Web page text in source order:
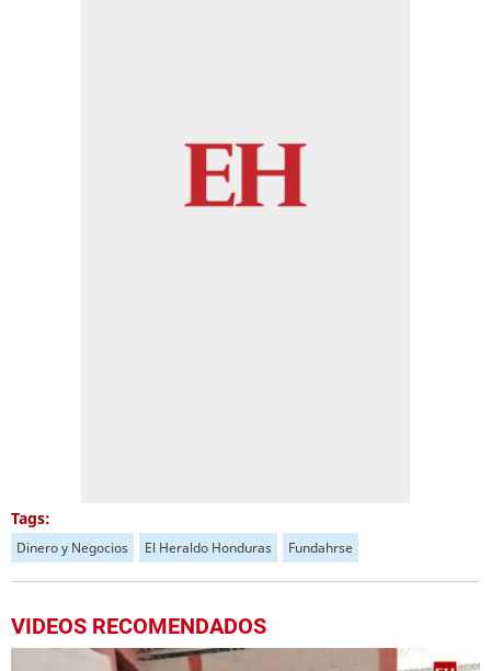
Tags:
Dinero y Negocios El Heraldo Honduras Fundahrse
VIDEOS RECOMENDADOS